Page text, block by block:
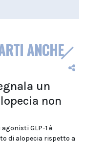
ANCHE
un
non
GLP-1 è
di alopecia rispetto a